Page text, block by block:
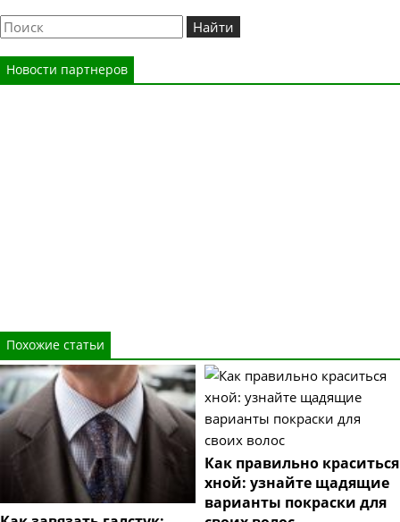
Новости партнеров
Похожие статьи
Как правильно краситься
хной: узнайте щадящие
варианты покраски для